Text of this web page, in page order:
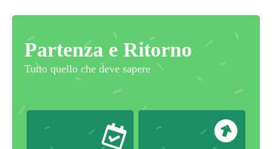
Partenza e Ritorno
Tutto quello che deve sapere